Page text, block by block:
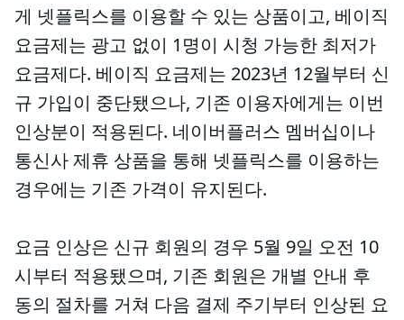
게 넷플릭스를 이용할 수 있는 상품이고, 베이직
요금제는 광고 없이 1명이 시청 가능한 최저가
요금제다. 베이직 요금제는 2023년 12월부터 신
규 가입이 중단됐으나, 기존 이용자에게는 이번
인상분이 적용된다. 네이버플러스 멤버십이나
통신사 제휴 상품을 통해 넷플릭스를 이용하는
경우에는 기존 가격이 유지된다.
요금 인상은 신규 회원의 경우 5월 9일 오전 10
시부터 적용됐으며, 기존 회원은 개별 안내 후
동의 절차를 거쳐 다음 결제 주기부터 인상된 요